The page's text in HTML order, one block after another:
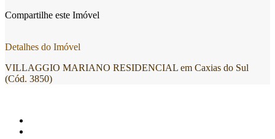
Compartilhe este Imóvel
Detalhes do Imóvel
VILLAGGIO MARIANO RESIDENCIAL em Caxias do Sul
(Cód. 3850)